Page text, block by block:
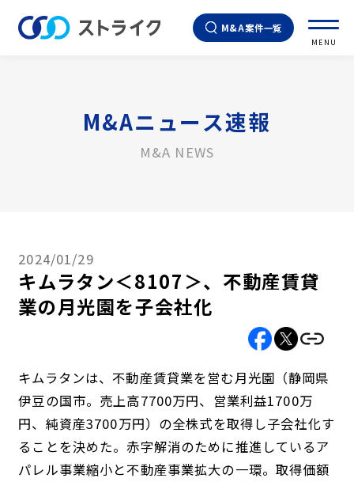
M&A案件一覧
MENU
M&Aニュース速報
M&A NEWS
2024/01/29
キムラタン＜8107＞、不動産賃貸
業の月光園を子会社化
キムラタンは、不動産賃貸業を営む月光園（静岡県
伊豆の国市。売上高7700万円、営業利益1700万
円、純資産3700万円）の全株式を取得し子会社化す
ることを決めた。赤字解消のために推進しているア
パレル事業縮小と不動産事業拡大の一環。取得価額